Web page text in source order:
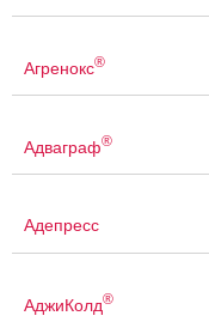
Агренокс®
Адваграф®
Адепресс
АджиКолд®